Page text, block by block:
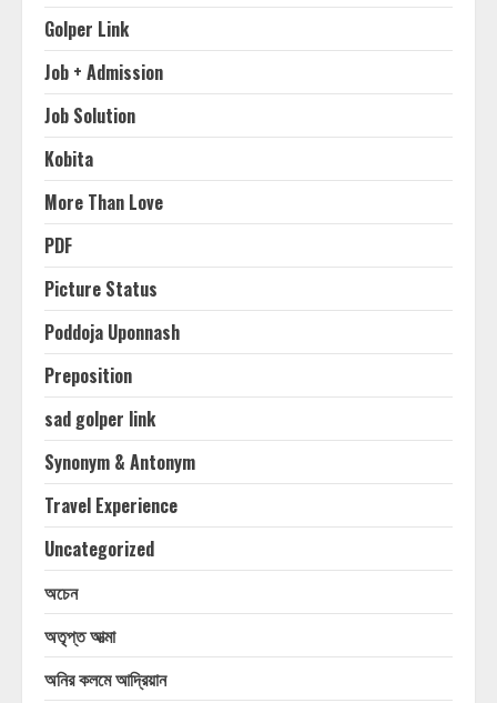
Golper Link
Job + Admission
Job Solution
Kobita
More Than Love
PDF
Picture Status
Poddoja Uponnash
Preposition
sad golper link
Synonym & Antonym
Travel Experience
Uncategorized
অচেন
অতৃপ্ত আত্মা
অনির কলমে আদ্রিয়ান